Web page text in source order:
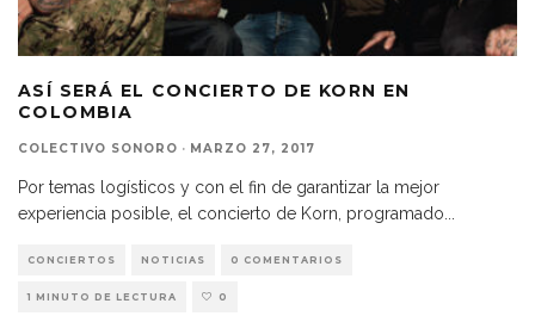
ASÍ SERÁ EL CONCIERTO DE KORN EN
COLOMBIA
COLECTIVO SONORO · MARZO 27, 2017
Por temas logísticos y con el fin de garantizar la mejor
experiencia posible, el concierto de Korn, programado...
CONCIERTOS NOTICIAS 0 COMENTARIOS
1 MINUTO DE LECTURA 0